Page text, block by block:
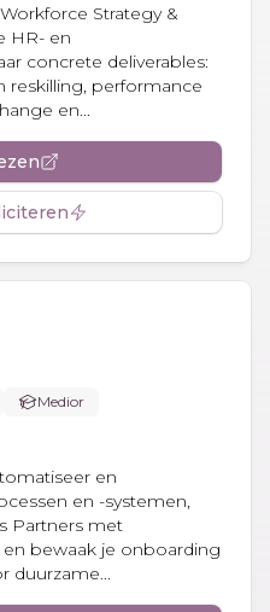
Strategy &
HR- en
concrete deliverables:
reskilling, performance
en...
Medior
en
en -systemen,
Partners met
bewaak je onboarding
duurzame...